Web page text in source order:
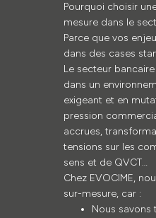
Pourquoi choisir
mesure dans le
Parce que vos
dans des cases
Le secteur
dans un
exigeant et en
pression
accrues,
tensions sur les
sens et de QVCT…
Chez EVOCIME,
sur-mesure, car :
Nous savons